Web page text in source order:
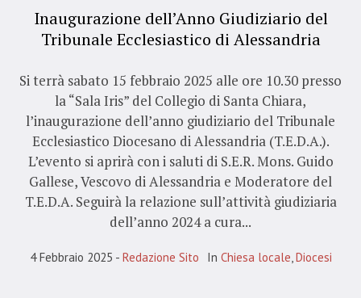
Inaugurazione dell’Anno Giudiziario del
Tribunale Ecclesiastico di Alessandria
Si terrà sabato 15 febbraio 2025 alle ore 10.30 presso
la “Sala Iris” del Collegio di Santa Chiara,
l’inaugurazione dell’anno giudiziario del Tribunale
Ecclesiastico Diocesano di Alessandria (T.E.D.A.).
L’evento si aprirà con i saluti di S.E.R. Mons. Guido
Gallese, Vescovo di Alessandria e Moderatore del
T.E.D.A. Seguirà la relazione sull’attività giudiziaria
dell’anno 2024 a cura...
4 Febbraio 2025 Redazione Sito In Chiesa locale Diocesi